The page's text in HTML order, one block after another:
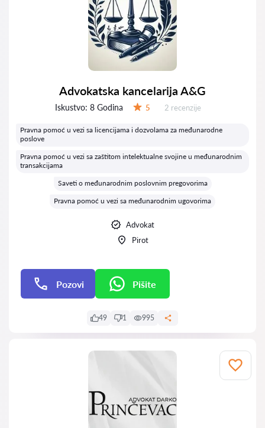
Advokatska kancelarija A&G
Iskustvo: 8 Godina 5 Recenzija:
2 recenzije
Pravna pomoć u vezi sa licencijama i dozvolama za međunarodne
poslove
Pravna pomoć u vezi sa zaštitom intelektualne svojine u međunarodnim
transakcijama
Saveti o međunarodnim poslovnim pregovorima
Pravna pomoć u vezi sa međunarodnim ugovorima
Advokat
Pirot
Pozovi Pišite
49 1 995